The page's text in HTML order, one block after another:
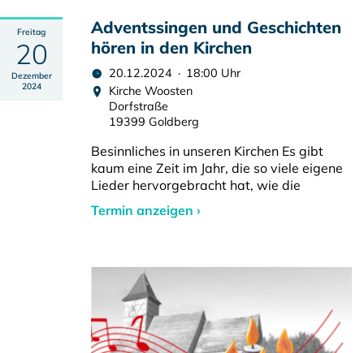
Freitag
20
Dezember
2024
Adventssingen und Geschichten
hören in den Kirchen
20.12.2024 · 18:00 Uhr
Kirche Woosten
Dorfstraße
19399 Goldberg
Besinnliches in unseren Kirchen Es gibt
kaum eine Zeit im Jahr, die so viele eigene
Lieder hervorgebracht hat, wie die
Termin anzeigen ›